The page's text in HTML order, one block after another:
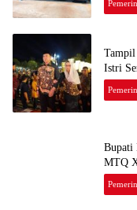
Istri
Bupati
MTQ